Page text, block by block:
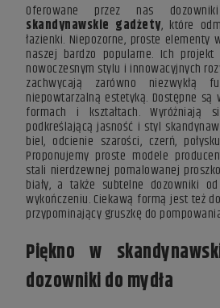
Oferowane przez nas
skandynawskie gadżety, które
łazienki. Niepozorne, proste elementy
naszej bardzo popularne. Ich
nowoczesnym stylu i innowacyjnych
zachwycają zarówno niezwykłą
niepowtarzalną estetyką. Dostępne są
formach i kształtach. Wyróżniają
podkreślającą jasność i styl
biel, odcienie szarości, czerń,
Proponujemy proste modele
stali nierdzewnej pomalowanej
biały, a także subtelne dozowniki
wykończeniu. Ciekawą formą jest też
przypominający gruszkę do
Piękno w
dozowniki do mydła